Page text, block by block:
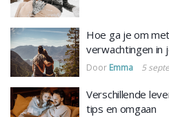
Hoe ga je om
verwachtingen in
Door Emma 5
Verschillende
tips en omgaan